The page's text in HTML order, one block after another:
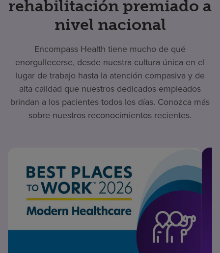
rehabilitación premiado a
nivel nacional
Encompass Health tiene mucho de qué
enorgullecerse, desde nuestra cultura única en el
lugar de trabajo hasta la atención compasiva y de
alta calidad que nuestros dedicados empleados
brindan a los pacientes todos los días. Conozca más
sobre nuestros reconocimientos recientes.